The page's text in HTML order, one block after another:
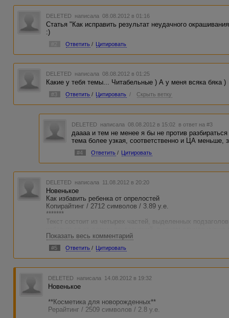
DELETED написала 08.08.2012 в 01:16
Статья "Как исправить результат неудачного
:)
Ответить / Цитировать
DELETED написала 08.08.2012 в 01:25
Какие у тебя темы... Читабельные ) А у меня всяка бяка )
#3 Ответить / Цитировать / Скрыть ветку
DELETED написала 08.08.2012 в 15:02 в ответ на #3
даааа и тем не менее я бы не против
тема более узкая, соответственно и ЦА меньше,
#4 Ответить / Цитировать
DELETED написала 11.08.2012 в 20:20
Новенькое
Как избавить ребенка от опрелостей
Копирайтинг / 2712 символов / 3.89 у.е.
*******
Текст состоит из четырех частей, выделенных
Текст содержит один список.
***************
Ключики: малыш, младенец, опредлость, "памперс",
http://advego.ru/shop/text/10007199/
Показать весь комментарий
#5 Ответить / Цитировать
DELETED написала 14.08.2012 в 19:32
Новенькое
**Косметика для новорожденных**
Рерайтинг / 2509 символов / 2.8 у.е.